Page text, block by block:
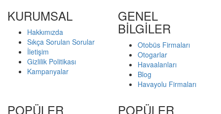
KURUMSAL
Hakkımızda
Sıkça Sorulan Sorular
İletişim
Gizlilik Politikası
Kampanyalar
GENEL
BİLGİLER
Otobüs Firmaları
Otogarlar
Havaalanları
Blog
Havayolu Firmaları
POPÜLER POPÜLER